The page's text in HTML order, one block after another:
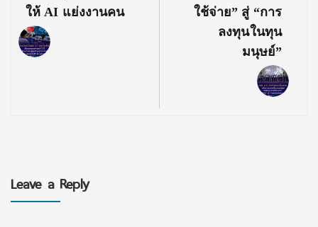
ให้ AI แย่งงานคน
ใช้จ่าย” สู่ “การ
ลงทุนในทุน
มนุษย์”
Leave a Reply